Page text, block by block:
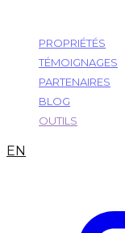
PROPRIÉTÉS
TÉMOIGNAGES
PARTENAIRES
BLOG
OUTILS
EN